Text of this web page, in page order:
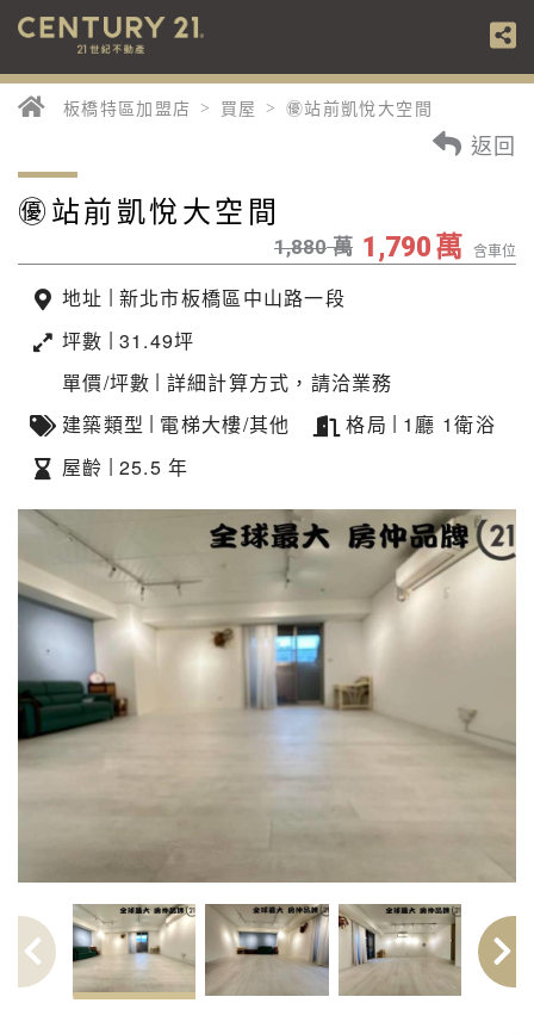
板橋特區加盟店 買屋 ㊝站前凱悅大空間
返回
㊝站前凱悅大空間
1,880 萬 1,790萬 含車位
地址 | 新北市板橋區中山路一段
坪數 | 31.49坪
單價/坪數 | 詳細計算方式，請洽業務
建築類型 | 電梯大樓/其他 格局 | 1廳 1衛浴
屋齡 | 25.5 年